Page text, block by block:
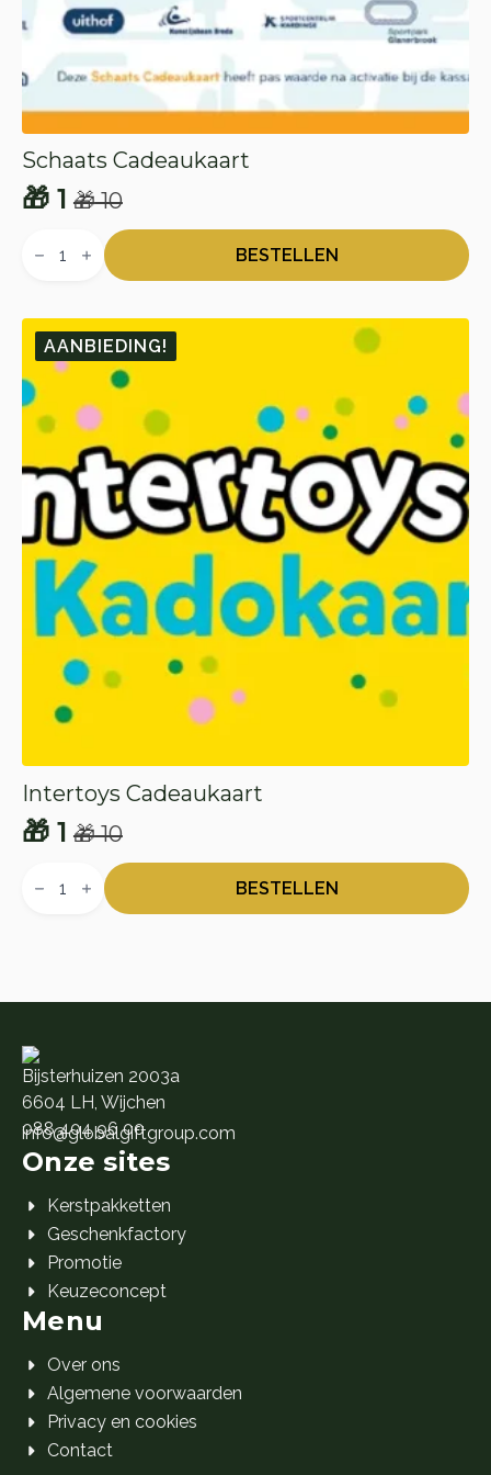
Schaats Cadeaukaart
🎁10
Oorspronkelijke
prijs
🎁 10.
🎁 1
Huidige
prijs
🎁 1.
Cadeaukaart
BESTELLEN
AANBIEDING!
Intertoys Cadeaukaart
🎁10
Oorspronkelijke
prijs
🎁 1
Huidige
prijs
Cadeaukaart
BESTELLEN
Bijsterhuizen 2003a
6604 LH, Wijchen
088 404 96 00
info@globalgiftgroup.com
Onze sites
Kerstpakketten
Geschenkfactory
Promotie
Keuzeconcept
Menu
Over ons
Algemene voorwaarden
Privacy en cookies
Contact